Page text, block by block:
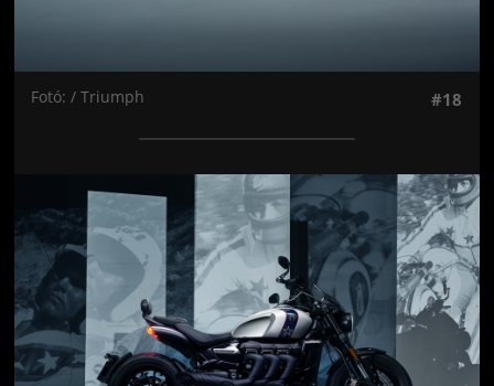
Fotó: / Triumph #18
Jön még kép!